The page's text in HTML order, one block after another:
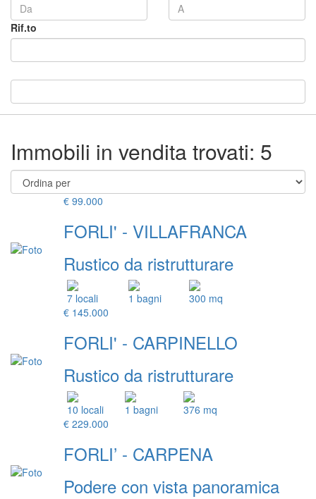
Rif.to
Immobili in vendita trovati: 5
€ 99.000
FORLI' - VILLAFRANCA
Rustico da ristrutturare
7 locali 1 bagni
300 mq
€ 145.000
FORLI' - CARPINELLO
Rustico da ristrutturare
10 locali 1 bagni
376 mq
€ 229.000
FORLI’ - CARPENA
Podere con vista panoramica